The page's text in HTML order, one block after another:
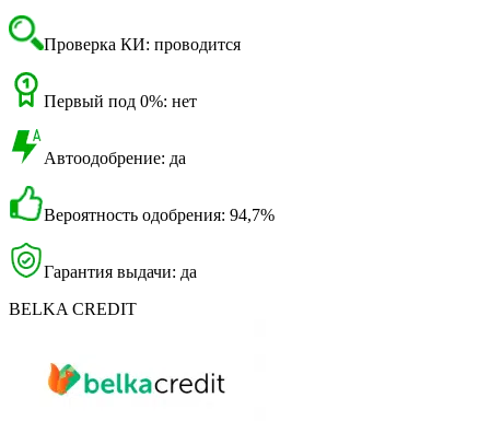
Проверка КИ: проводится
Первый под 0%: нет
Автоодобрение: да
Вероятность одобрения: 94,7%
Гарантия выдачи: да
BELKA CREDIT